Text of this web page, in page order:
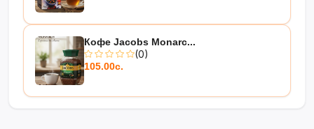
Кофе Jacobs Monarc...
(0)
105.00с.